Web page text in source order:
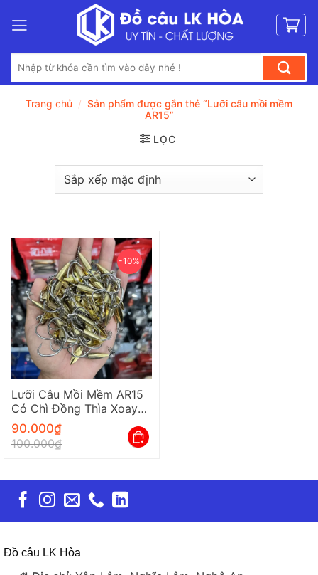
qua
dung
kiếm:
Trang chủ / Sản phẩm được gắn thẻ “Lưỡi câu mồi mềm
AR15”
LỌC
-10%
Lưỡi Câu Mồi Mềm AR15
Có Chì Đồng Thìa Xoay
Siêu Bén Nhạy Cá LK Hòa
90.000₫
100.000₫
Đồ câu LK Hòa